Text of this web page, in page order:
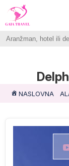
NASLOVNA